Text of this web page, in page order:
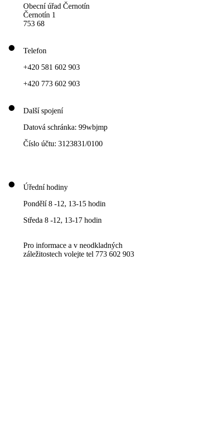
Obecní úřad Černotín
Černotín 1
753 68
Telefon
+420 581 602 903
+420 773 602 903
Další spojení
Datová schránka: 99wbjmp
Číslo účtu: 3123831/0100
Úřední hodiny
Pondělí 8 -12, 13-15 hodin
Středa 8 -12, 13-17 hodin
Pro informace a v neodkladných
záležitostech volejte tel 773 602 903